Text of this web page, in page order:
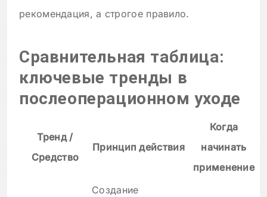
рекомендация, а строгое правило.
Сравнительная таблица:
ключевые тренды в
послеоперационном уходе
Тренд /
Средство
Принцип действия
Когда
начинать
применение
Создание